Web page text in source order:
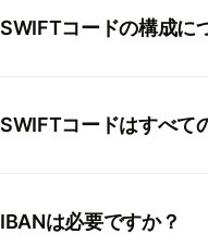
SWIFTコードの構成に
SWIFTコードはすべて
IBANは必要ですか？